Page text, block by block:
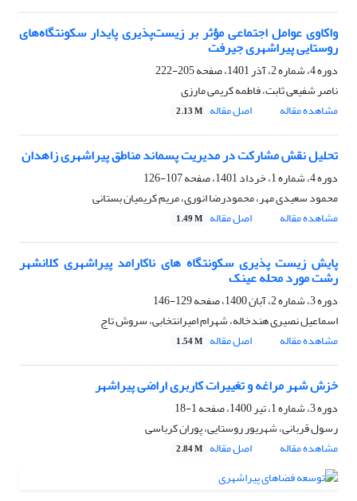
واکاوی عوامل اجتماعی مؤثر بر زیست‌پذیری پایدار سکونتگاه‌های
روستایی پیراشهری جیرفت
دوره 4، شماره 2، آذر 1401، صفحه
205-222
ناصر شفیعی ثابت، فاطمه کریمی مارزی
مشاهده مقاله
اصل مقاله 2.13 M
تحلیل نقش مشارکت در مدیریت پسماند مناطق پیراشهری زاهدان
دوره 4، شماره 1، خرداد 1401، صفحه
107-126
محمود سعیدی مهر، محمودرضا انوری، مریم کریمیان بستانی
مشاهده مقاله
اصل مقاله 1.49 M
پایش زیست پذیری سکونتگاه های ناکارامد پیراشهری کلانشهر
رشت مورد محله عینک
دوره 3، شماره 2، آبان 1400، صفحه
129-146
اسماعیل نصیری هندخاله، شهرام امیرانتخابی، سروش تاج
مشاهده مقاله
اصل مقاله 1.54 M
خزش شهر مراغه و تغییرات کاربری اراضی پیراشهر
دوره 3، شماره 1، تیر 1400، صفحه
1-18
رسول قربانی، شهریور روستایی، پوران کرباسی
مشاهده مقاله
اصل مقاله 2.84 M